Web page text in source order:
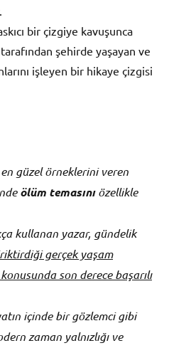
bir çizgiye kavuşunca
şehirde yaşayan ve
işleyen bir hikaye çizgisi
güzel örneklerini veren
ölüm temasınıözellikle
kullanan yazar, gündelik
gerçek yaşam
son derece başarılı
içinde bir gözlemci gibi
zaman yalnızlığı ve